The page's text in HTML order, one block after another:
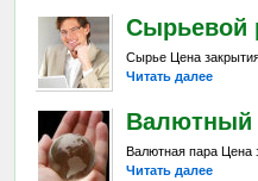
Сырьевой
Сырье Цена
Читать далее
Валютный
Валютная пара Цена
Читать далее